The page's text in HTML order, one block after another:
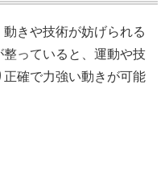
きや技術が妨げられる
っていると、運動や技
確で力強い動きが可能